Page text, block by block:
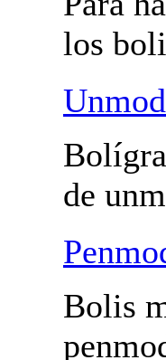
Bolis -
Para
con
hablar